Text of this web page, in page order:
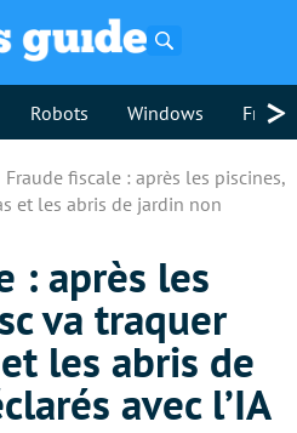
Robots Windows >
Fraude fiscale : après les piscines,
et les abris de jardin non
: après les
va traquer
les abris de
avec l’IA